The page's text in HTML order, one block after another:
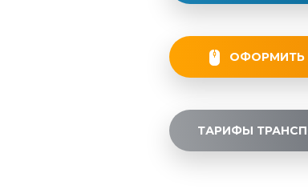
ОФОРМИТЬ
ТАРИФЫ